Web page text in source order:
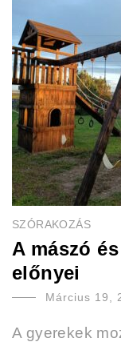
SZÓRAKOZÁS
A mászó
előnyei
Március 19,
A gyerekek